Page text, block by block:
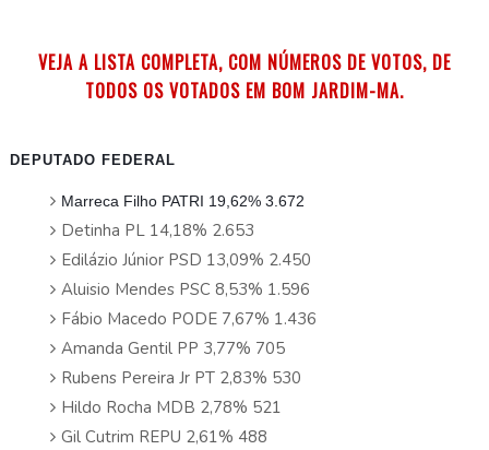
VEJA A LISTA COMPLETA, COM NÚMEROS DE VOTOS, DE
TODOS OS VOTADOS EM BOM JARDIM-MA.
DEPUTADO FEDERAL
Marreca Filho PATRI 19,62% 3.672
Detinha PL 14,18% 2.653
Edilázio Júnior PSD 13,09% 2.450
Aluisio Mendes PSC 8,53% 1.596
Fábio Macedo PODE 7,67% 1.436
Amanda Gentil PP 3,77% 705
Rubens Pereira Jr PT 2,83% 530
Hildo Rocha MDB 2,78% 521
Gil Cutrim REPU 2,61% 488